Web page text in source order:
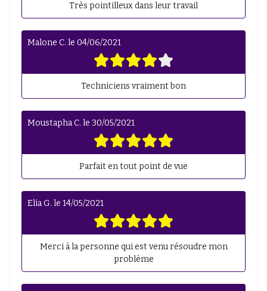
Très pointilleux dans leur travail
Malone C. le 04/06/2021
Techniciens vraiment bon
Moustapha C. le 30/05/2021
Parfait en tout point de vue
Elia G. le 14/05/2021
Merci à la personne qui est venu résoudre mon
problème